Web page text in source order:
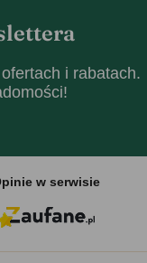
i rabatach.
w serwisie